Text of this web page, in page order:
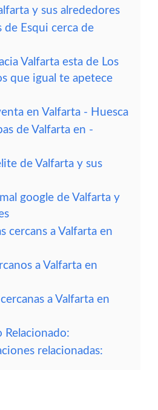
y sus alrededores
de Esqui cerca de
Valfarta esta de Los
que igual te apetece
en Valfarta - Huesca
de Valfarta en -
de Valfarta y sus
google de Valfarta y
cercans a Valfarta en
a Valfarta en
a Valfarta en
Relacionado:
relacionadas: